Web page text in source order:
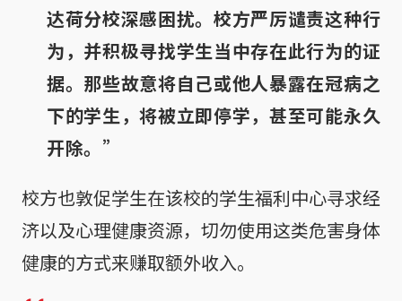
达荷分校深感困扰。校方严厉谴责这种行
为，并积极寻找学生当中存在此行为的证
据。那些故意将自己或他人暴露在冠病之
下的学生，将被立即停学，甚至可能永久
开除。”
校方也敦促学生在该校的学生福利中心寻求经
济以及心理健康资源，切勿使用这类危害身体
健康的方式来赚取额外收入。